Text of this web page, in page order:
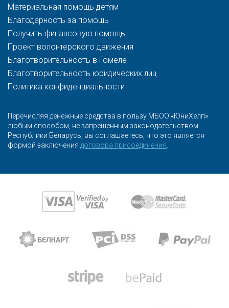
Материальная помощь детям
Благодарность за помощь
Получить финансовую помощь
Проект волонтерского движения
Благотворительность в Гомеле
Благотворительность юридических лиц
Политика конфиденциальности
Перечисляя денежные средства в пользу МБОО «ЮниХелп»
любым способом, не запрещенным законодательством
Республики Беларусь, вы соглашаетесь, что это является
формой заключения договора присоединения